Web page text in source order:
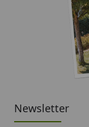
Newsletter